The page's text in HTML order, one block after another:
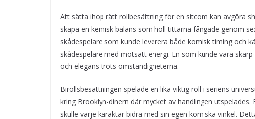
Att sätta ihop rätt rollbesättning för en sitcom kan avgöra
skapa en kemisk balans som höll tittarna fångade genom
skådespelare som kunde leverera både komisk timing och
skådespelare med motsatt energi. En som kunde vara
och elegans trots omständigheterna.
Birollsbesättningen spelade en lika viktig roll i seriens
kring Brooklyn-dinern där mycket av handlingen
skulle varje karaktär bidra med sin egen komiska vinkel.